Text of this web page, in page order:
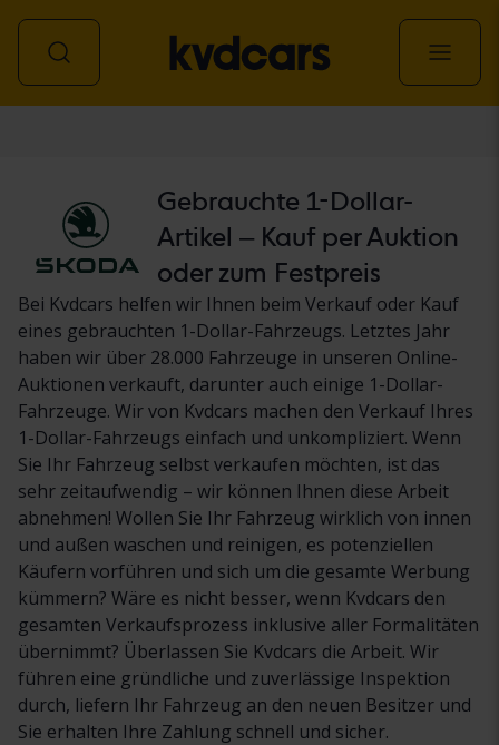
Gebrauchte 1-Dollar-
Artikel – Kauf per Auktion
oder zum Festpreis
Bei Kvdcars helfen wir Ihnen beim Verkauf oder Kauf
eines gebrauchten 1-Dollar-Fahrzeugs. Letztes Jahr
haben wir über 28.000 Fahrzeuge in unseren Online-
Auktionen verkauft, darunter auch einige 1-Dollar-
Fahrzeuge. Wir von Kvdcars machen den Verkauf Ihres
1-Dollar-Fahrzeugs einfach und unkompliziert. Wenn
Sie Ihr Fahrzeug selbst verkaufen möchten, ist das
sehr zeitaufwendig – wir können Ihnen diese Arbeit
abnehmen! Wollen Sie Ihr Fahrzeug wirklich von innen
und außen waschen und reinigen, es potenziellen
Käufern vorführen und sich um die gesamte Werbung
kümmern? Wäre es nicht besser, wenn Kvdcars den
gesamten Verkaufsprozess inklusive aller Formalitäten
übernimmt? Überlassen Sie Kvdcars die Arbeit. Wir
führen eine gründliche und zuverlässige Inspektion
durch, liefern Ihr Fahrzeug an den neuen Besitzer und
Sie erhalten Ihre Zahlung schnell und sicher.